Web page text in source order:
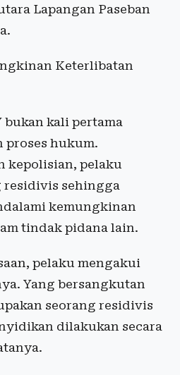
Lapangan Paseban
Keterlibatan
bukan kali pertama
proses hukum.
kepolisian, pelaku
residivis sehingga
kemungkinan
tindak pidana lain.
pelaku mengakui
Yang bersangkutan
seorang residivis
dilakukan secara